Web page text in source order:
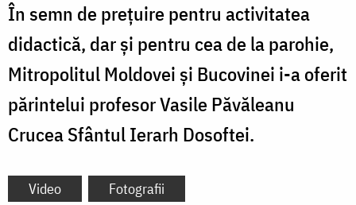
În semn de prețuire pentru activitatea
didactică, dar și pentru cea de la parohie,
Mitropolitul Moldovei și Bucovinei i-a oferit
părintelui profesor Vasile Păvăleanu
Crucea Sfântul Ierarh Dosoftei.
Video Fotografii